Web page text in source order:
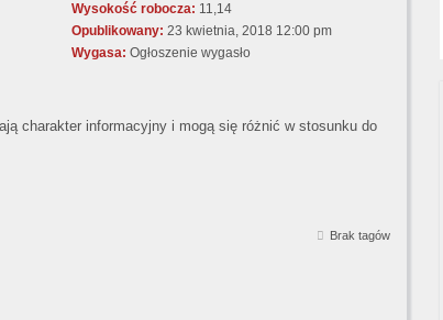
Wysokość robocza: 11,14
Opublikowany: 23 kwietnia, 2018 12:00 pm
Wygasa: Ogłoszenie wygasło
charakter informacyjny i mogą się różnić w stosunku do
Brak tagów